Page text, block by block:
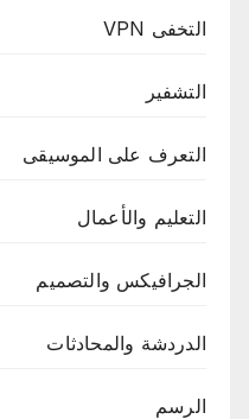
التخفى VPN
التشفير
التعرف على الموسيقى
التعليم والأعمال
الجرافيكس والتصميم
الدردشة والمحادثات
الرسم